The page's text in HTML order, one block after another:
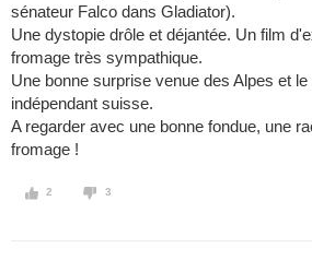
sénateur Falco dans Gladiator).
Une dystopie drôle et déjantée. Un film
fromage très sympathique.
Une bonne surprise venue des Alpes et
indépendant suisse.
A regarder avec une bonne fondue, une
fromage !
2 3